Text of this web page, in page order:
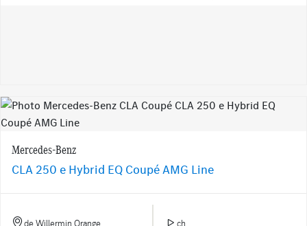
Mercedes-Benz
CLA 250 e Hybrid EQ Coupé AMG Line
de Willermin Orange ch